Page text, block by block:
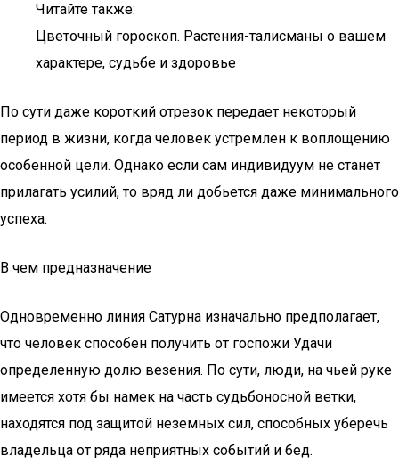
Читайте также:
Цветочный гороскоп. Растения-талисманы о вашем
характере, судьбе и здоровье
По сути даже короткий отрезок передает некоторый
период в жизни, когда человек устремлен к воплощению
особенной цели. Однако если сам индивидуум не станет
прилагать усилий, то вряд ли добьется даже минимального
успеха.
В чем предназначение
Одновременно линия Сатурна изначально предполагает,
что человек способен получить от госпожи Удачи
определенную долю везения. По сути, люди, на чьей руке
имеется хотя бы намек на часть судьбоносной ветки,
находятся под защитой неземных сил, способных уберечь
владельца от ряда неприятных событий и бед.